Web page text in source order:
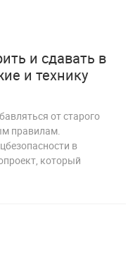
и сдавать в
и технику
от старого
правилам.
в
который